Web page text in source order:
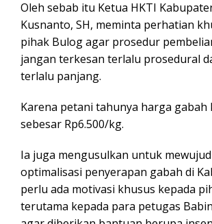
Oleh sebab itu Ketua HKTI
Kusnanto, SH, meminta perhatian
pihak Bulog agar prosedur
jangan terkesan terlalu prosedural
terlalu panjang.
Karena petani tahunya harga gabah
sebesar Rp6.500/kg.
Ia juga mengusulkan untuk
optimalisasi penyerapan gabah di
perlu ada motivasi khusus kepada
terutama kepada para petugas